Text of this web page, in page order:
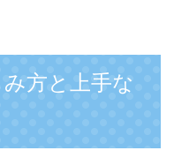
方と上手な